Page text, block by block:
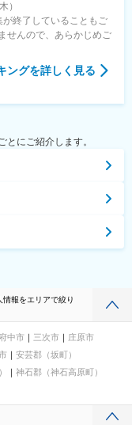
）
終了していることもご
せんので、あらかじめご
ングを詳しく見る
にご紹介します。
報をエリアで絞り
府中市 三次市
庄原市
安芸郡（坂町）
神石郡（神石高原町）